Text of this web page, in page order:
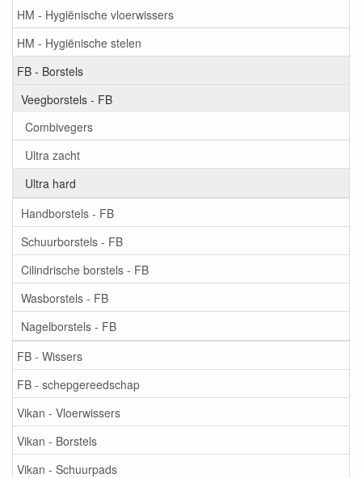
HM - Hygiënische vloerwissers
HM - Hygiënische stelen
FB - Borstels
Veegborstels - FB
Combivegers
Ultra zacht
Ultra hard
Handborstels - FB
Schuurborstels - FB
Cilindrische borstels - FB
Wasborstels - FB
Nagelborstels - FB
FB - Wissers
FB - schepgereedschap
Vikan - Vloerwissers
Vikan - Borstels
Vikan - Schuurpads